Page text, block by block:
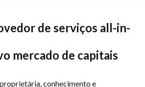
de serviços all-in-
mercado de capitais
conhecimento e